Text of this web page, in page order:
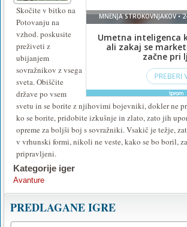
namestite
ali
vklopite
Flash
Skočite v bitko na
Potovanju na
vzhod. poskusite
preživeti z
ubijanjem
sovražnikov z vsega
sveta. Obiščite
države po vsem
svetu in se borite z njihovimi bojevniki, dokler ne
ko se borite, pridobite izkušnje in zlato, zato jih
opreme za boljši boj s sovražniki. Vsakič je težje,
v vrhunski formi, nikoli ne veste, kako se bo boril,
pripravljeni.
Kategorije iger
Avanture
PREDLAGANE IGRE